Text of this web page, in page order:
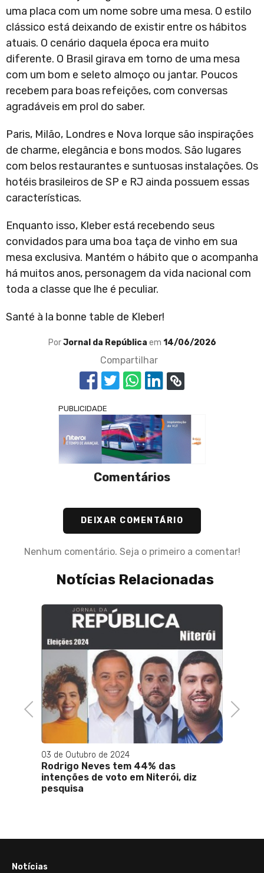
uma placa com um nome sobre uma mesa. O estilo
clássico está deixando de existir entre os hábitos
atuais. O cenário daquela época era muito
diferente. O Brasil girava em torno de uma mesa
com um bom e seleto almoço ou jantar. Poucos
recebem para boas refeições, com conversas
agradáveis em prol do saber.
Paris, Milão, Londres e Nova Iorque são inspirações
de charme, elegância e bons modos. São lugares
com belos restaurantes e suntuosas instalações. Os
hotéis brasileiros de SP e RJ ainda possuem essas
características.
Enquanto isso, Kleber está recebendo seus
convidados para uma boa taça de vinho em sua
mesa exclusiva. Mantém o hábito que o acompanha
há muitos anos, personagem da vida nacional com
toda a classe que lhe é peculiar.
Santé à la bonne table de Kleber!
PorJornal da República em 14/06/2026
Compartilhar
PUBLICIDADE
Comentários
DEIXAR COMENTÁRIO
Nenhum comentário. Seja o primeiro a comentar!
Notícias Relacionadas
Previous
03 de Outubro de 2024
Rodrigo Neves tem 44% das
intenções de voto em Niterói, diz
pesquisa
Next
Notícias